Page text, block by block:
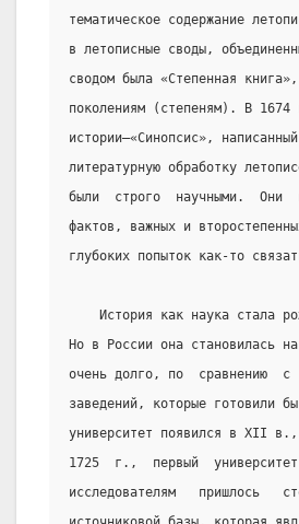
тематическое содержание
в летописные своды,
сводом была «Степенная
поколениям (степеням). В
истории—«Синопсис»,
литературную обработку
были  строго  научными.  Они
фактов, важных и
глубоких попыток как-то
История как наука стала
Но в России она становилась
очень долго, по  сравнению
заведений, которые готовили
университет появился в XII
1725  г.,  первый
исследователям   пришлось